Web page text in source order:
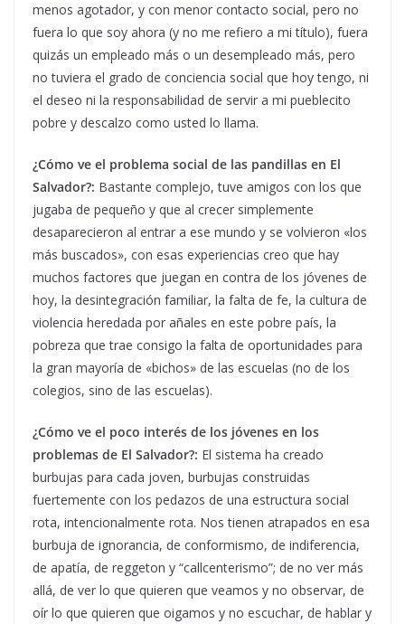
menos agotador, y con menor contacto social, pero no
fuera lo que soy ahora (y no me refiero a mi título), fuera
quizás un empleado más o un desempleado más, pero
no tuviera el grado de conciencia social que hoy tengo, ni
el deseo ni la responsabilidad de servir a mi pueblecito
pobre y descalzo como usted lo llama.
¿Cómo ve el problema social de las pandillas en El
Salvador?: Bastante complejo, tuve amigos con los que
jugaba de pequeño y que al crecer simplemente
desaparecieron al entrar a ese mundo y se volvieron «los
más buscados», con esas experiencias creo que hay
muchos factores que juegan en contra de los jóvenes de
hoy, la desintegración familiar, la falta de fe, la cultura de
violencia heredada por añales en este pobre país, la
pobreza que trae consigo la falta de oportunidades para
la gran mayoría de «bichos» de las escuelas (no de los
colegios, sino de las escuelas).
¿Cómo ve el poco interés de los jóvenes en los
problemas de El Salvador?: El sistema ha creado
burbujas para cada joven, burbujas construidas
fuertemente con los pedazos de una estructura social
rota, intencionalmente rota. Nos tienen atrapados en esa
burbuja de ignorancia, de conformismo, de indiferencia,
de apatía, de reggeton y “callcenterismo”; de no ver más
allá, de ver lo que quieren que veamos y no observar, de
oír lo que quieren que oigamos y no escuchar, de hablar y